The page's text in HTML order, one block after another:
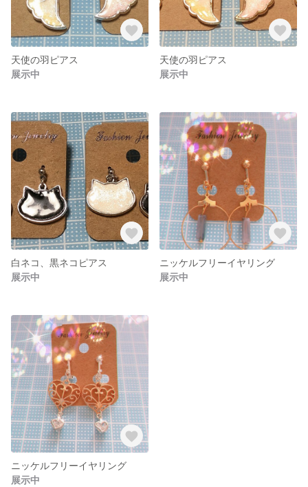
天使の羽ピアス
展示中
天使の羽ピアス
展示中
白ネコ、黒ネコピアス
展示中
ニッケルフリーイヤリング
展示中
ニッケルフリーイヤリング
展示中